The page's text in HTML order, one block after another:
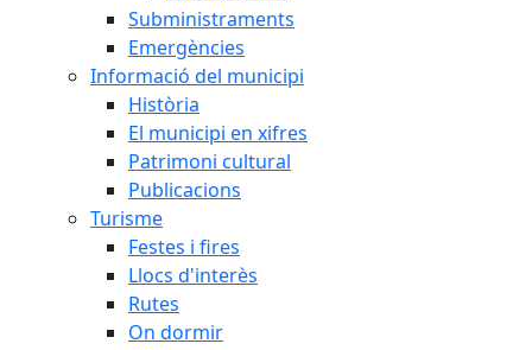
Subministraments
Emergències
Informació del municipi
Història
El municipi en xifres
Patrimoni cultural
Publicacions
Turisme
Festes i fires
Llocs d'interès
Rutes
On dormir